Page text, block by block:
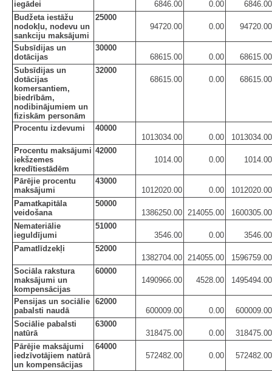
iegādei
6846.00
0.00
6846.00
Budžeta iestāžu
nodokļu, nodevu un
sankciju maksājumi
25000
94720.00
0.00 94720.00
Subsīdijas un
dotācijas
30000
68615.00
0.00
68615.00
Subsīdijas un
dotācijas
komersantiem,
biedrībām,
nodibinājumiem un
fiziskām personām
32000
68615.00
0.00 68615.00
Procentu izdevumi
40000
1013034.00
0.00
1013034.00
Procentu maksājumi
iekšzemes
kredītiestādēm
42000
1014.00
0.00 1014.00
Pārējie procentu
maksājumi
43000
1012020.00
0.00
1012020.00
Pamatkapitāla
veidošana
50000
1386250.00
214055.00
1600305.00
Nemateriālie
ieguldījumi
51000
3546.00
0.00
3546.00
Pamatlīdzekļi
52000
1382704.00
214055.00
1596759.00
Sociāla rakstura
maksājumi un
kompensācijas
60000
1490966.00
4528.00 1495494.00
Pensijas un sociālie
pabalsti naudā
62000
600009.00
0.00
600009.00
Sociālie pabalsti
natūrā
63000
318475.00
0.00
318475.00
Pārējie maksājumi
iedzīvotājiem natūrā
un kompensācijas
64000
572482.00
0.00 572482.00